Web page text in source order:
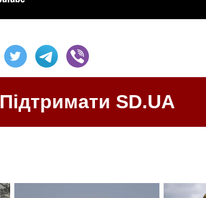
Підтримати SD.UA